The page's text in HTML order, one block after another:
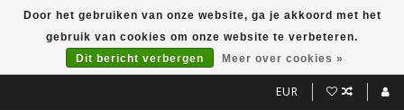
EUR
Door het gebruiken van onze website, ga je akkoord met het
gebruik van cookies om onze website te verbeteren.
Dit bericht verbergen
Meer over cookies »